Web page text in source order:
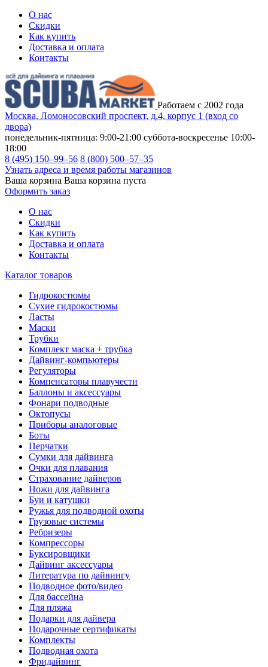
О нас
Скидки
Как купить
Доставка и оплата
Контакты
Работаем с 2002 года
Москва, Ломоносовский проспект, д.4, корпус 1 (вход со
двора)
понедельник-пятница: 9:00-21:00 суббота-воскресенье 10:00-
18:00
8 (495) 150–99–56 8 (800) 500–57–35
Узнать адреса и время работы магазинов
Ваша корзина Ваша корзина пуста
Оформить заказ
О нас
Скидки
Как купить
Доставка и оплата
Контакты
Каталог товаров
Гидрокостюмы
Сухие гидрокостюмы
Ласты
Маски
Трубки
Комплект маска + трубка
Дайвинг-компьютеры
Регуляторы
Компенсаторы плавучести
Баллоны и аксессуары
Фонари подводные
Октопусы
Приборы аналоговые
Боты
Перчатки
Сумки для дайвинга
Очки для плавания
Страхование дайверов
Ножи для дайвинга
Буи и катушки
Ружья для подводной охоты
Грузовые системы
Ребризеры
Компрессоры
Буксировщики
Дайвинг аксессуары
Литература по дайвингу
Подводное фото/видео
Для бассейна
Для пляжа
Подарки для дайвера
Подарочные сертификаты
Комплекты
Подводная охота
Фридайвинг